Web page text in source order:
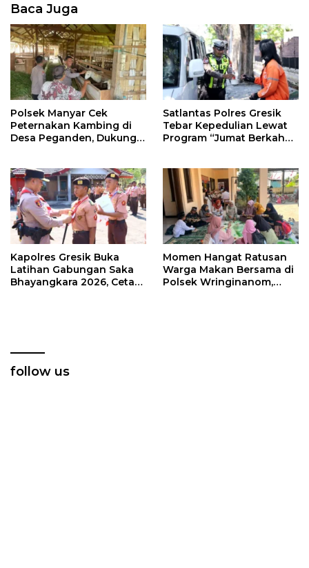
Baca Juga
Polsek Manyar Cek
Peternakan Kambing di
Desa Peganden, Dukung
Satlantas Polres Gresik
Tebar Kepedulian Lewat
Program “Jumat Berkah
Kapolres Gresik Buka
Latihan Gabungan Saka
Bhayangkara 2026, Cetak
Momen Hangat Ratusan
Warga Makan Bersama di
Polsek Wringinanom,
follow us